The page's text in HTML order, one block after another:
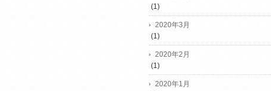
(1)
2020年3月
(1)
2020年2月
(1)
2020年1月